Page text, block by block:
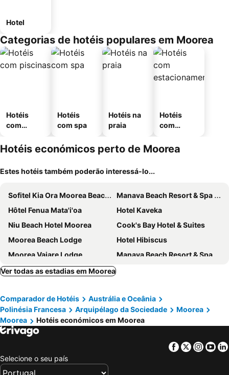
Hotel
Categorias de hotéis populares em Moorea
Hotéis
com
Hotéis
com spa
Hotéis na
praia
Hotéis
com
mento
Hotéis económicos perto de Moorea
Estes hotéis também poderão interessá-lo...
Sofitel Kia Ora Moorea Beach Resort
Manava Beach Resort & Spa Moorea
Hôtel Fenua Mata'i'oa
Hotel Kaveka
Niu Beach Hotel Moorea
Cook's Bay Hotel & Suites
Moorea Beach Lodge
Hotel Hibiscus
Moorea Vaiare Lodge
Manava Beach Resort & Spa Moorea
InterContinental Resort And Spa Moorea
Ver todas as estadias em Moorea
Comparador de Hotéis
Austrália e Oceânia
Polinésia Francesa
Arquipélago da Sociedade
Moorea
Moorea
Hotéis económicos em Moorea
Facebook
Twitter
Selecione o seu país